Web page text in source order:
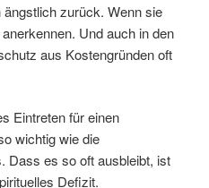
zurück. Wenn sie
Und auch in den
aus Kostengründen oft
Eintreten für einen
wichtig wie die
Dass es so oft ausbleibt, ist
Defizit.